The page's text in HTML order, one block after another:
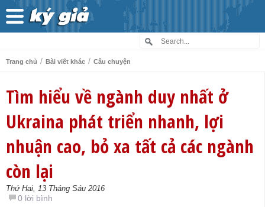
Trang chủ / Bài viết khác / Câu chuyện
Tìm hiểu về ngành duy nhất ở
Ukraina phát triển nhanh, lợi
nhuận cao, bỏ xa tất cả các ngành
còn lại
Thứ Hai, 13 Tháng Sáu 2016
0 lời bình